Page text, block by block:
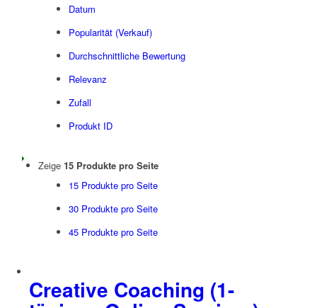
Datum
Popularität (Verkauf)
Durchschnittliche Bewertung
Relevanz
Zufall
Produkt ID
Zeige 15 Produkte pro Seite
15 Produkte pro Seite
30 Produkte pro Seite
45 Produkte pro Seite
Creative Coaching (1-